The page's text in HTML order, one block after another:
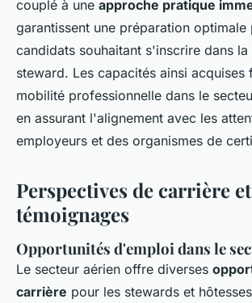
couplé à une approche pratique
garantissent une préparation optimale
candidats souhaitant s'inscrire dans
steward. Les capacités ainsi acquises
mobilité professionnelle dans le
en assurant l'alignement avec les
employeurs et des organismes de
Perspectives de carrière et
témoignages
Opportunités d'emploi dans le
Le secteur aérien offre diverses
carrière pour les stewards et